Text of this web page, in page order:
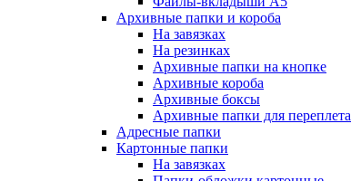
Архивные папки и короба
На завязках
На резинках
Архивные папки на кнопке
Архивные короба
Архивные боксы
Архивные папки для переплета
Адресные папки
Картонные папки
На завязках